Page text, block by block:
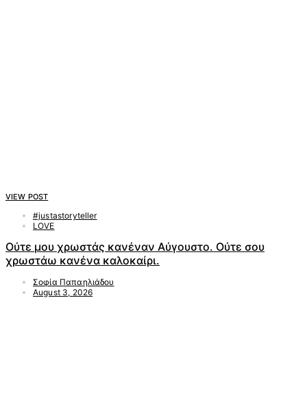
VIEW POST
#justastoryteller
LOVE
Ούτε μου χρωστάς κανέναν Αύγουστο. Ούτε σου
χρωστάω κανένα καλοκαίρι.
Σοφία Παπαηλιάδου
August 3, 2026